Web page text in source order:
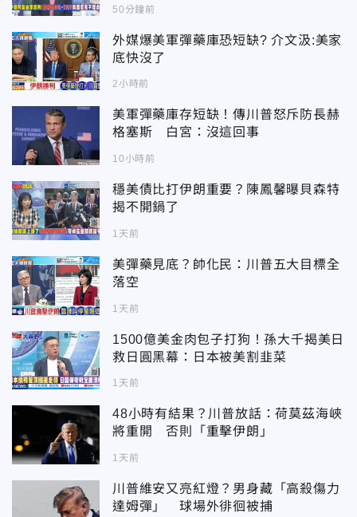
50分鐘前
外媒爆美軍彈藥庫恐短缺? 介文汲:美家
底快沒了
2小時前
美軍彈藥庫存短缺！傳川普怒斥防長赫
格塞斯 白宮：沒這回事
10小時前
穩美債比打伊朗重要？陳鳳馨曝貝森特
揭不開鍋了
1天前
美彈藥見底？帥化民：川普五大目標全
落空
1天前
1500億美金肉包子打狗！孫大千揭美日
救日圓黑幕：日本被美割韭菜
1天前
48小時有結果？川普放話：荷莫茲海峽
將重開 否則「重擊伊朗」
1天前
川普維安又亮紅燈？男身藏「高殺傷力
達姆彈」 球場外徘徊被捕